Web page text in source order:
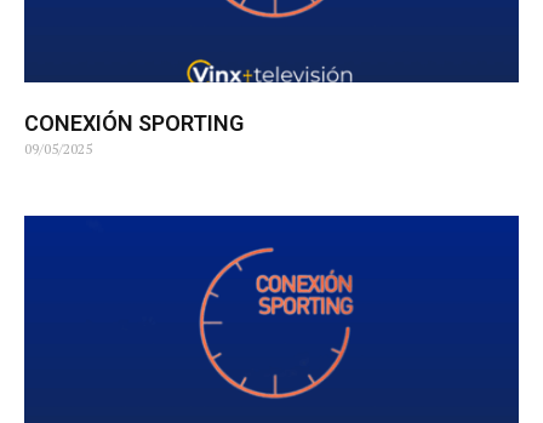
CONEXIÓN SPORTING
09/05/2025